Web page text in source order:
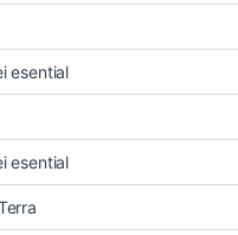
esential
esential